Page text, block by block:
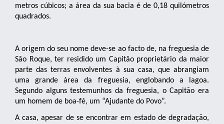
metros cúbicos; a área da sua bacia é de 0,18 quilómetros
quadrados.
A origem do seu nome deve-se ao facto de, na freguesia de
São Roque, ter residido um Capitão proprietário da maior
parte das terras envolventes à sua casa, que abrangiam
uma grande área da freguesia, englobando a lagoa.
Segundo alguns testemunhos da freguesia, o Capitão era
um homem de boa-fé, um “Ajudante do Povo”.
A casa, apesar de se encontrar em estado de degradação,